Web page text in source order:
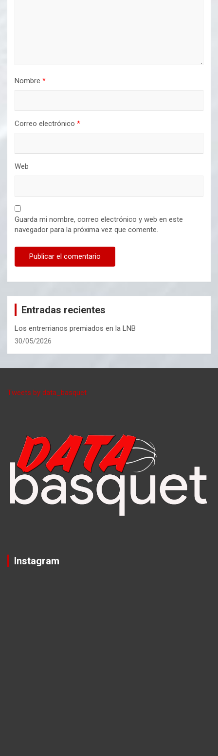
Nombre *
Correo electrónico *
Web
Guarda mi nombre, correo electrónico y web en este
navegador para la próxima vez que comente.
Entradas recientes
Los entrerrianos premiados en la LNB
30/05/2026
Tweets by data_basquet
Instagram